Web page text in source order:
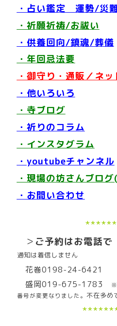
・占い鑑定 運勢/災
・祈願祈祷/お祓い
・供養回向/鎮魂/葬儀
・年回忌法要
・御守り・通販／ネッ
・他いろいろ
・寺ブログ
・祈りのコラム
・インスタグラム
・youtubeチャンネル
・現場の坊さんブロ
・お問い合わせ
＞ ご予約はお電話で
通知は着信しません
花巻0198-24-6421
盛岡019-675-1783
※
番号が変更なりました。 不在多め